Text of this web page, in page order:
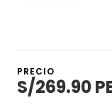
PRECIO
S/269.90